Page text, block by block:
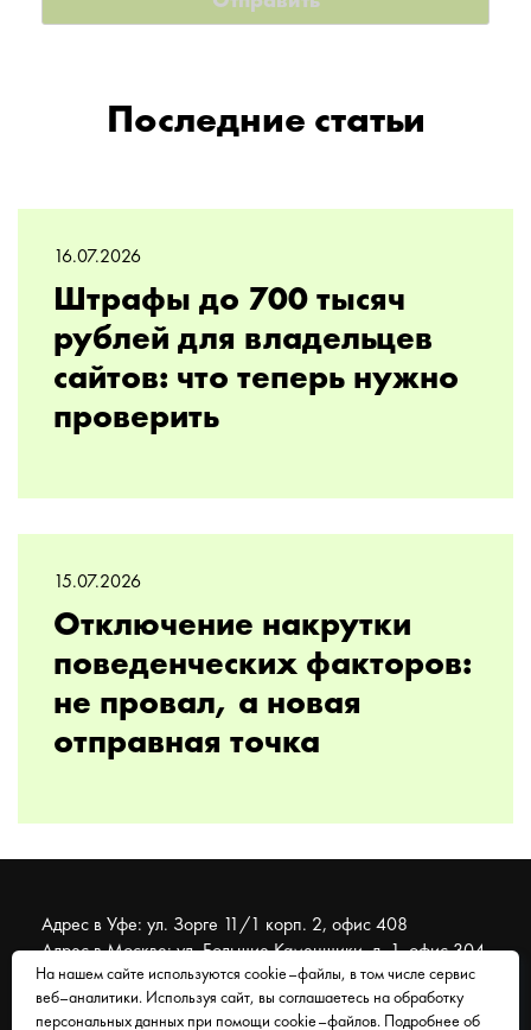
Последние статьи
16.07.2026
Штрафы до 700 тысяч
рублей для владельцев
сайтов: что теперь нужно
проверить
15.07.2026
Отключение накрутки
поведенческих факторов:
не провал, а новая
отправная точка
Адрес в Уфе: ул. Зорге 11/1 корп. 2, офис 408
Адрес в Москве: ул. Большие Каменщики, д. 1, офис 304
© 2007 - 2026 Муравейник. SEO-продвижение, реклама,
На нашем сайте используются cookie–файлы, в том числе сервис
веб–аналитики. Используя сайт, вы соглашаетесь на обработку
персональных данных при помощи cookie–файлов. Подробнее об